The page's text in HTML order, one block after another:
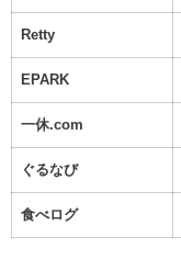
Retty
EPARK
一休.com
ぐるなび
食べログ